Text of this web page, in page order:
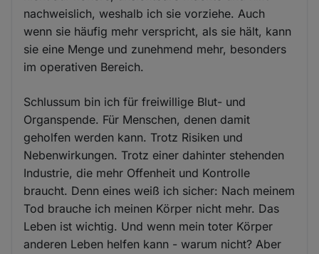
nachweislich, weshalb ich sie vorziehe. Auch
wenn sie häufig mehr verspricht, als sie hält, kann
sie eine Menge und zunehmend mehr, besonders
im operativen Bereich.
Schlussum bin ich für freiwillige Blut- und
Organspende. Für Menschen, denen damit
geholfen werden kann. Trotz Risiken und
Nebenwirkungen. Trotz einer dahinter stehenden
Industrie, die mehr Offenheit und Kontrolle
braucht. Denn eines weiß ich sicher: Nach meinem
Tod brauche ich meinen Körper nicht mehr. Das
Leben ist wichtig. Und wenn mein toter Körper
anderen Leben helfen kann - warum nicht? Aber